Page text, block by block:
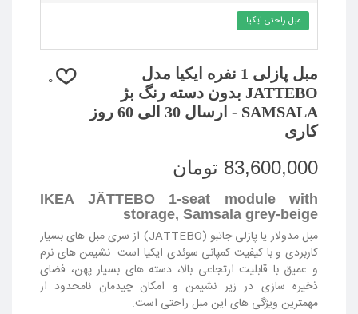
مبل راحتی ایکیا
مبل پازلی 1 نفره ایکیا مدل
JATTEBO بدون دسته رنگ بژ
SAMSALA - ارسال 30 الی 60 روز
کاری
0
83,600,000 تومان
IKEA JÄTTEBO 1-seat module with
storage, Samsala grey-beige
مبل مدولار یا پازلی جاتبو (JATTEBO) از سری مبل های بسیار
کاربردی و با کیفیت کمپانی سوئدی ایکیا است. نشیمن های نرم
و عمیق با قابلیت ارتجاعی بالا، دسته های بسیار پهن، فضای
ذخیره سازی در زیر نشیمن و امکان چیدمان نامحدود از
مهمترین ویژگی های این مبل راحتی است.